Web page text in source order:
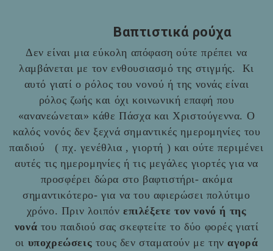
Βαπτιστικά ρούχα
Δεν είναι μια εύκολη απόφαση ούτε πρέπει να
λαμβάνεται με τον ενθουσιασμό της στιγμής. Κι
αυτό γιατί ο ρόλος του νονού ή της νονάς είναι
ρόλος ζωής και όχι κοινωνική επαφή που
«ανανεώνεται» κάθε Πάσχα και Χριστούγεννα. Ο
καλός νονός δεν ξεχνά σημαντικές ημερομηνίες του
παιδιού ( πχ. γενέθλια , γιορτή ) και ούτε περιμένει
αυτές τις ημερομηνίες ή τις μεγάλες γιορτές για να
προσφέρει δώρα στο βαφτιστήρι- ακόμα
σημαντικότερο- για να του αφιερώσει πολύτιμο
χρόνο. Πριν λοιπόν επιλέξετε τον νονό ή της
νονά του παιδιού σας σκεφτείτε το δύο φορές γιατί
οι υποχρεώσεις τους δεν σταματούν με τηναγορά